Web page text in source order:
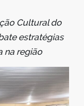
Cultural do
estratégias
na região